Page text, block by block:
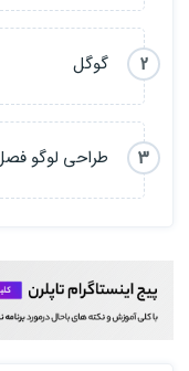
2 گوگل
3 طراحی لوگو